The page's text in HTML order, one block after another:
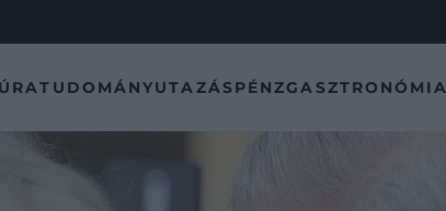
TUDOMÁNYUTAZÁSPÉNZGASZTRONÓMIA